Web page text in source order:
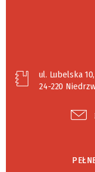
ul. Lubelska 10,
24-220